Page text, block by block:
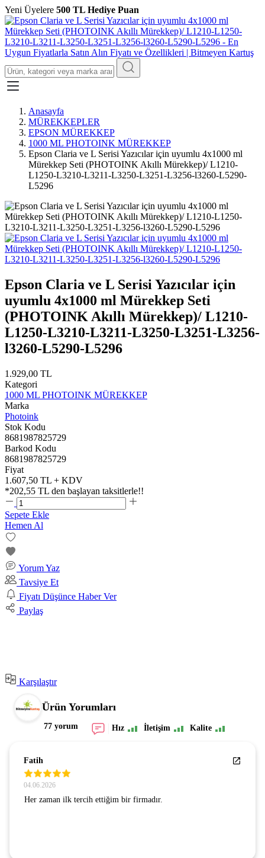
Yeni Üyelere 500 TL Hediye Puan
Anasayfa
MÜREKKEPLER
EPSON MÜREKKEP
1000 ML PHOTOINK MÜREKKEP
Epson Claria ve L Serisi Yazıcılar için uyumlu 4x1000 ml
Mürekkep Seti (PHOTOINK Akıllı Mürekkep)/ L1210-
L1250-L3210-L3211-L3250-L3251-L3256-l3260-L5290-
L5296
Epson Claria ve L Serisi Yazıcılar için
uyumlu 4x1000 ml Mürekkep Seti
(PHOTOINK Akıllı Mürekkep)/ L1210-
L1250-L3210-L3211-L3250-L3251-L3256-
l3260-L5290-L5296
1.929,00 TL
Kategori
1000 ML PHOTOINK MÜREKKEP
Marka
Photoink
Stok Kodu
8681987825729
Barkod Kodu
8681987825729
Fiyat
1.607,50 TL + KDV
*202,55 TL den başlayan taksitlerle!!
Sepete Ekle
Hemen Al
Yorum Yaz
Tavsiye Et
Fiyatı Düşünce Haber Ver
Paylaş
Karşılaştır
Ürün Yorumları
77 yorum Hız İletişim Kalite
Fatih
04.06.2026
Her zaman ilk tercih ettiğim bir firmadır.